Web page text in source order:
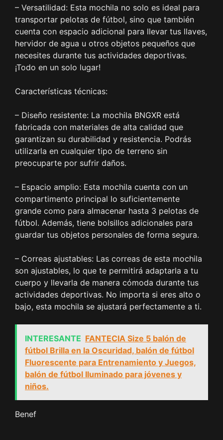
– Versatilidad: Esta mochila no solo es ideal para
transportar pelotas de fútbol, sino que también
cuenta con espacio adicional para llevar tus llaves,
hervidor de agua u otros objetos pequeños que
necesites durante tus actividades deportivas.
¡Todo en un solo lugar!
Características técnicas:
– Diseño resistente: La mochila BNGXR está
fabricada con materiales de alta calidad que
garantizan su durabilidad y resistencia. Podrás
utilizarla en cualquier tipo de terreno sin
preocuparte por sufrir daños.
– Espacio amplio: Esta mochila cuenta con un
compartimento principal lo suficientemente
grande como para almacenar hasta 3 pelotas de
fútbol. Además, tiene bolsillos adicionales para
guardar tus objetos personales de forma segura.
– Correas ajustables: Las correas de esta mochila
son ajustables, lo que te permitirá adaptarla a tu
cuerpo y llevarla de manera cómoda durante tus
actividades deportivas. No importa si eres alto o
bajo, esta mochila se ajustará perfectamente a ti.
INTERESANTE FANTECIA Size 5 balón de
fútbol Brilla en la Oscuridad, balón de fútbol
Fluorescente para Entrenamiento y Juegos,
balón de fútbol Iluminado para jóvenes y
niños.
Benef